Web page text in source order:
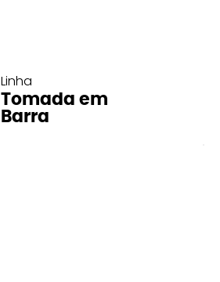
Linha
Tomada em
Barra